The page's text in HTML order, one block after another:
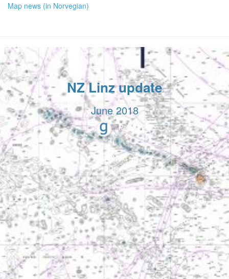
Map news (in Norvegian)
NZ Linz update
June 2018
Peio
Read Next